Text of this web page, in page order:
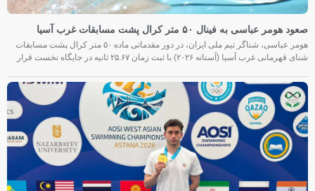
صعود هومر عباسی به فینال ۵۰ متر کرال پشت مسابقات غرب آسیا
هومر عباسی، شناگر تیم ملی ایران، در دور مقدماتی ماده ۵۰ متر کرال پشت مسابقات
شنای قهرمانی غرب آسیا (آستانه ۲۰۲۶) با ثبت زمان ۲۵.۶۷ ثانیه در جایگاه نخست قرار